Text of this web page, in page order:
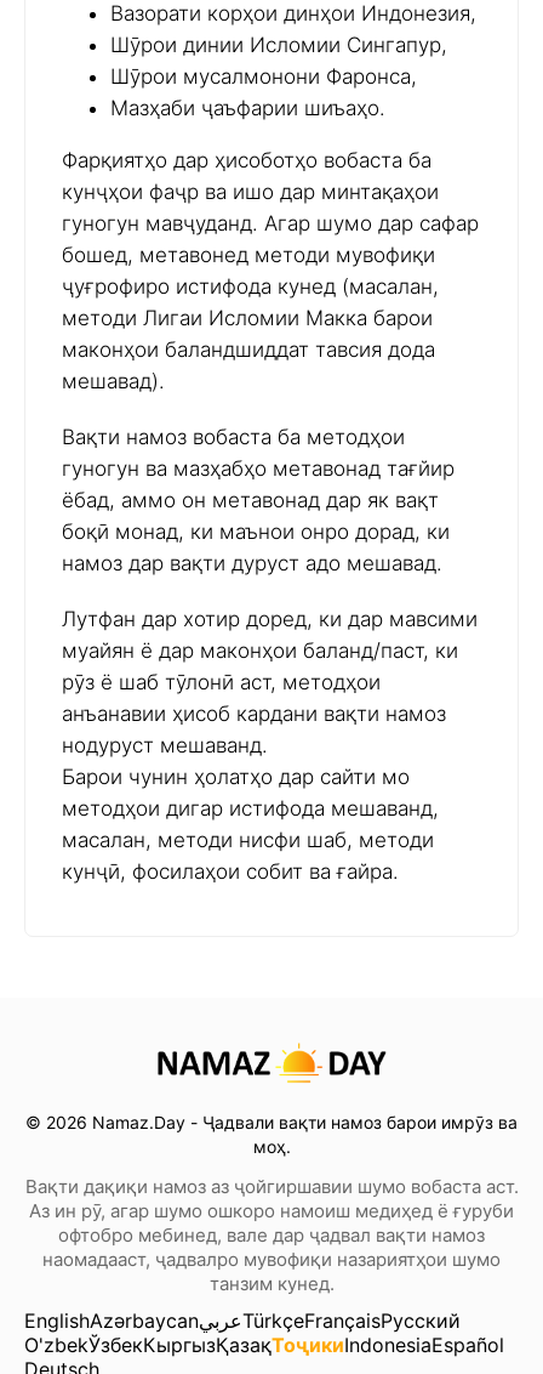
Вазорати корҳои динҳои Индонезия,
Шӯрои динии Исломии Сингапур,
Шӯрои мусалмонони Фаронса,
Мазҳаби ҷаъфарии шиъаҳо.
Фарқиятҳо дар ҳисоботҳо вобаста ба
кунҷҳои фаҷр ва ишо дар минтақаҳои
гуногун мавҷуданд. Агар шумо дар сафар
бошед, метавонед методи мувофиқи
ҷуғрофиро истифода кунед (масалан,
методи Лигаи Исломии Макка барои
маконҳои баландшиддат тавсия дода
мешавад).
Вақти намоз вобаста ба методҳои
гуногун ва мазҳабҳо метавонад тағйир
ёбад, аммо он метавонад дар як вақт
боқӣ монад, ки маънои онро дорад, ки
намоз дар вақти дуруст адо мешавад.
Лутфан дар хотир доред, ки дар мавсими
муайян ё дар маконҳои баланд/паст, ки
рӯз ё шаб тӯлонӣ аст, методҳои
анъанавии ҳисоб кардани вақти намоз
нодуруст мешаванд.
Барои чунин ҳолатҳо дар сайти мо
методҳои дигар истифода мешаванд,
масалан, методи нисфи шаб, методи
кунҷӣ, фосилаҳои собит ва ғайра.
© 2026 Namaz.Day - Ҷадвали вақти намоз барои имрӯз ва
моҳ.
Вақти дақиқи намоз аз ҷойгиршавии шумо вобаста аст.
Аз ин рӯ, агар шумо ошкоро намоиш медиҳед ё ғуруби
офтобро мебинед, вале дар ҷадвал вақти намоз
наомадааст, ҷадвалро мувофиқи назариятҳои шумо
танзим кунед.
EnglishAzərbaycanعربيTürkçeFrançaisРусский
O'zbekЎзбекКыргызҚазақТоҷикиIndonesiaEspañol